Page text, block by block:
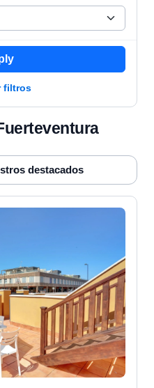
filtros
destacados